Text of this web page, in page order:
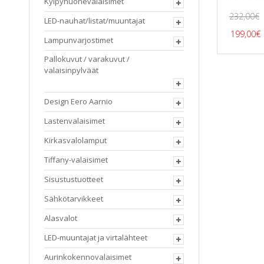
232,00€
hinta
199,00€
LED-nauhat/listat/muuntajat
Lampunvarjostimet
Pallokuvut / varakuvut /
valaisinpylväät
Design Eero Aarnio
Lastenvalaisimet
Kirkasvalolamput
Tiffany-valaisimet
Sisustustuotteet
Sähkötarvikkeet
Alasvalot
LED-muuntajat ja virtalähteet
Aurinkokennovalaisimet